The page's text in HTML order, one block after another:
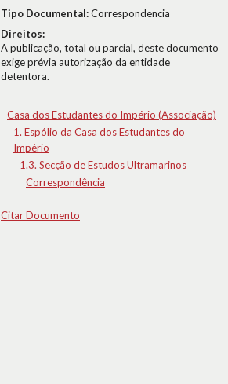
Tipo Documental:Correspondencia
Direitos:
A publicação, total ou parcial, deste documento
exige prévia autorização da entidade
detentora.
Casa dos Estudantes do Império (Associação)
1. Espólio da Casa dos Estudantes do
Império
1.3. Secção de Estudos Ultramarinos
Correspondência
Citar Documento